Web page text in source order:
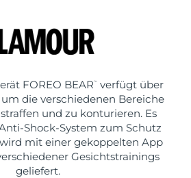
FOREO BEAR ™
verfügt über
die verschiedenen Bereiche
und zu konturieren. Es
Shock-System zum Schutz
mit einer gekoppelten App
Gesichtstrainings
geliefert.